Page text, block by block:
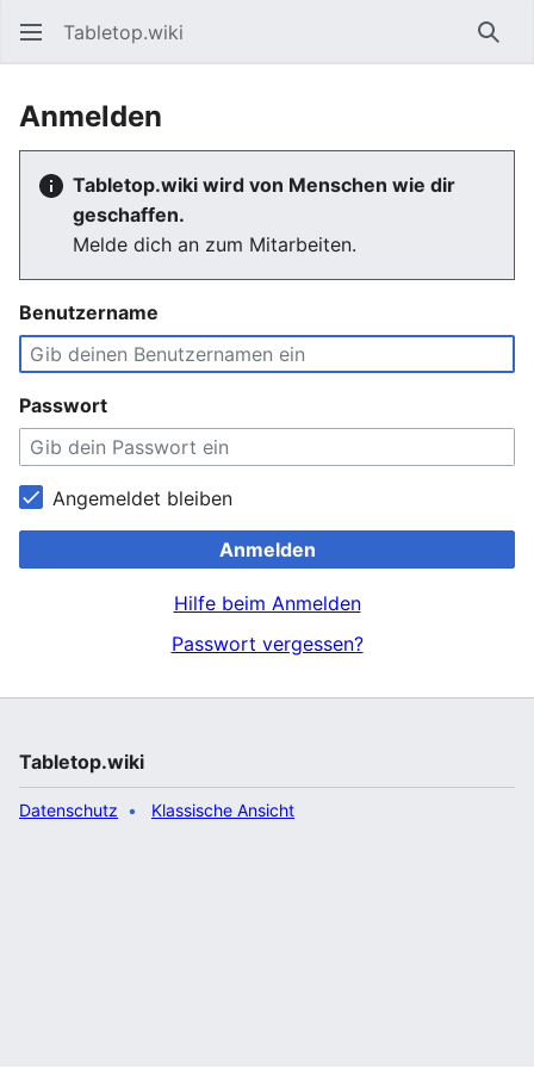
Tabletop.wiki
Anmelden
Tabletop.wiki wird von Menschen wie dir
geschaffen.
Melde dich an zum Mitarbeiten.
Benutzername
Passwort
Angemeldet bleiben
Anmelden
Hilfe beim Anmelden
Passwort vergessen?
Tabletop.wiki
Datenschutz Klassische Ansicht